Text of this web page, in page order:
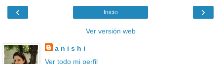
‹ ›
Inicio
Ver versión web
a n i s h i
Ver todo mi perfil